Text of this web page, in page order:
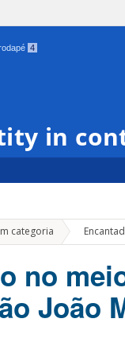
4
in
categoria »
no
João